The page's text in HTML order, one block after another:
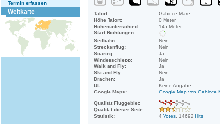
Termin erfassen
Weltkarte Talort:
Gabicce Mare
Höhe Talort:
0 Meter
Höhenunterschied:
145 Meter
Start Richtungen:
Seilbahn:
Nein
Streckenflug:
Nein
Soaring:
Ja
Windenschlepp:
Nein
Walk and Fly:
Ja
Ski and Fly:
Nein
Drachen:
Ja
UL:
Keine Angabe
Google Maps:
Google Map von Gabicce
Qualität Fluggebiet:
Qualität dieser Seite:
Statistik:
4 Votes , 14692 Hits